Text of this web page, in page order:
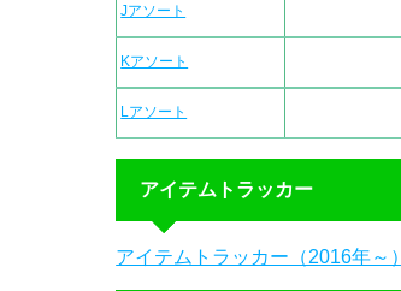
Jアソート
Kアソート
Lアソート
アイテムトラッカー
アイテムトラッカー（2016年～）